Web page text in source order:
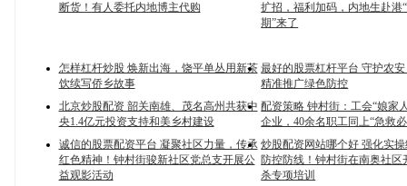
断货！有人委托内地博主代购
扩招，福利加码，内地生赴港
期”来了
怎样杠杆炒股 焕新出海，饶平单丛用新茶
饮续写侨乡故事
最好的股票杠杆平台 守护农
精准推广绿色防控
北京炒股配资 韶关南雄、茂名高州共获中
央1.4亿元投资支持和美乡村建设
配资策略 钟村街：工会“娘家
企业，40余名职工同上“急救
诚信的股票配资平台 凝聚社区力量，传承
红色精神！钟村街骏新社区党总支开展公
益观影活动
炒股配资网站哪个好 强化实
防控防线！钟村街在南奥社区
杀专项培训